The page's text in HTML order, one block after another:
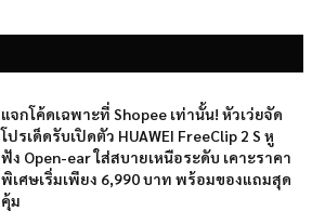
แจกโค้ดเฉพาะที่ Shopee เท่านั้น! หัวเว่ยจัด
โปรเด็ดรับเปิดตัว HUAWEI FreeClip 2 S หู
ฟัง Open-ear ใส่สบายเหนือระดับ เคาะราคา
พิเศษเริ่มเพียง 6,990 บาท พร้อมของแถมสุด
คุ้ม